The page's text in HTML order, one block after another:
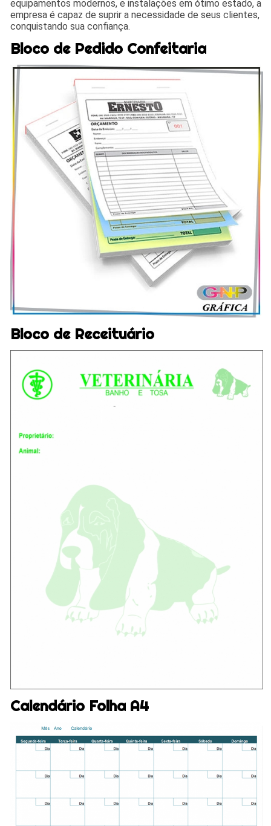
equipamentos modernos, e instalações em ótimo estado, a
empresa é capaz de suprir a necessidade de seus clientes,
conquistando sua confiança.
Bloco de Pedido Confeitaria
Bloco de Receituário
Calendário Folha A4